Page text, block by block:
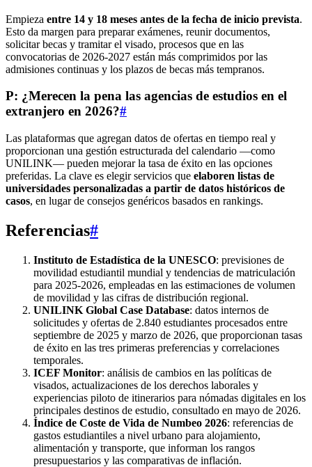
Empieza entre 14 y 18 meses antes de la fecha de inicio prevista.
Esto da margen para preparar exámenes, reunir documentos,
solicitar becas y tramitar el visado, procesos que en las
convocatorias de 2026-2027 están más comprimidos por las
admisiones continuas y los plazos de becas más tempranos.
P: ¿Merecen la pena las agencias de estudios en el
extranjero en 2026?#
Las plataformas que agregan datos de ofertas en tiempo real y
proporcionan una gestión estructurada del calendario —como
UNILINK— pueden mejorar la tasa de éxito en las opciones
preferidas. La clave es elegir servicios que elaboren listas de
universidades personalizadas a partir de datos históricos de
casos, en lugar de consejos genéricos basados en rankings.
Referencias#
Instituto de Estadística de la UNESCO: previsiones de
movilidad estudiantil mundial y tendencias de matriculación
para 2025-2026, empleadas en las estimaciones de volumen
de movilidad y las cifras de distribución regional.
UNILINK Global Case Database: datos internos de
solicitudes y ofertas de 2.840 estudiantes procesados entre
septiembre de 2025 y marzo de 2026, que proporcionan tasas
de éxito en las tres primeras preferencias y correlaciones
temporales.
ICEF Monitor: análisis de cambios en las políticas de
visados, actualizaciones de los derechos laborales y
experiencias piloto de itinerarios para nómadas digitales en los
principales destinos de estudio, consultado en mayo de 2026.
Índice de Coste de Vida de Numbeo 2026: referencias de
gastos estudiantiles a nivel urbano para alojamiento,
alimentación y transporte, que informan los rangos
presupuestarios y las comparativas de inflación.